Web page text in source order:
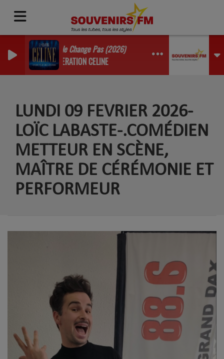
On Ne Change Pas (2026)
GENERATION CELINE
LUNDI 09 FEVRIER 2026-
LOÏC LABASTE-.COMÉDIEN
METTEUR EN SCÈNE,
MAÎTRE DE CÉRÉMONIE ET
PERFORMEUR